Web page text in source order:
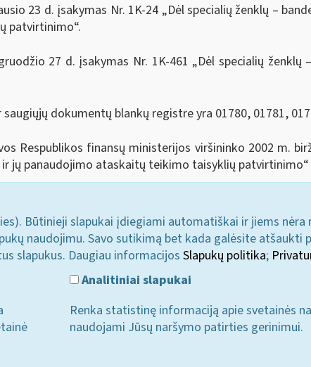
23 d. įsakymas Nr. 1K-24 „Dėl specialių ženklų –
patvirtinimo“.
27 d. įsakymas Nr. 1K-461 „Dėl specialių
dokumentų blankų registre yra 01780, 01781,
Respublikos finansų ministerijos viršininko 2002 m.
jų panaudojimo ataskaitų teikimo taisyklių
Būtinieji slapukai įdiegiami automatiškai ir jiems nėra
naudojimu. Savo sutikimą bet kada galėsite atšaukti
slapukus. Daugiau informacijos Slapukų politika;
Analitiniai slapukai
Renka statistinę informaciją apie svetainės
naudojami Jūsų naršymo patirties gerinimui.